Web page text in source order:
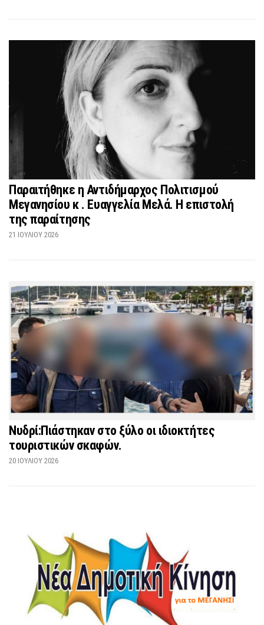
Παραιτήθηκε η Αντιδήμαρχος Πολιτισμού
Μεγανησίου κ . Ευαγγελία Μελά. Η επιστολή
της παραίτησης
21 ΙΟΥΛΊΟΥ 2026
Νυδρί:Πιάστηκαν στο ξύλο οι ιδιοκτήτες
τουριστικών σκαφών.
20 ΙΟΥΛΊΟΥ 2026